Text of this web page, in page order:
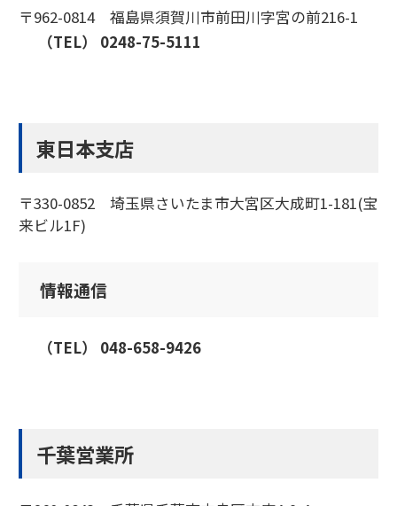
〒962-0814 福島県須賀川市前田川字宮の前216-1
（TEL） 0248-75-5111
東日本支店
〒330-0852 埼玉県さいたま市大宮区大成町1-181(宝
来ビル1F)
情報通信
（TEL） 048-658-9426
千葉営業所